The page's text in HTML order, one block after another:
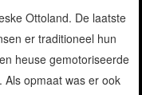
Ottoland. De laatste
er traditioneel hun
heuse gemotoriseerde
opmaat was er ook